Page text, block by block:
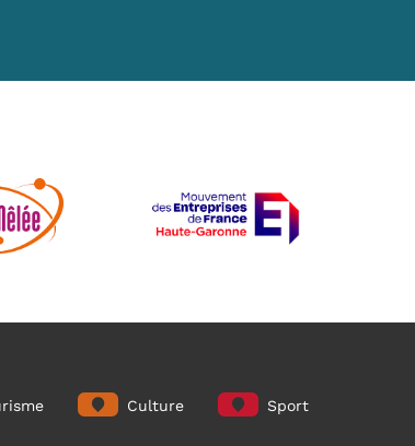
Culture Sport